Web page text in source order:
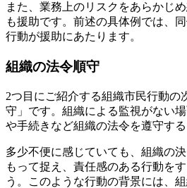
また、業務上のリスクをあらかじ
も援助です。前述の具体例では、
行動が援助にあたります。
組織の法令順守
2つ目にご紹介する組織市民行動の
守」です。組織による監視がない
や手続きなど組織の法令を遵守する
多少不便に感じていても、組織の
もって捉え、責任感のある行動を
う。このような行動の背景には、